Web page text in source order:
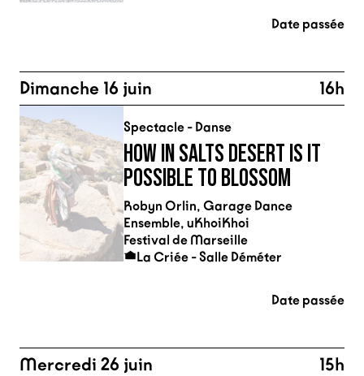
Date passée
Dimanche 16 juin 16h
Spectacle - Danse
HOW IN SALTS DESERT IS IT
POSSIBLE TO BLOSSOM
Robyn Orlin, Garage Dance
Ensemble, uKhoiKhoi
Festival de Marseille
La Criée - Salle Déméter
Date passée
Mercredi 26 juin 15h